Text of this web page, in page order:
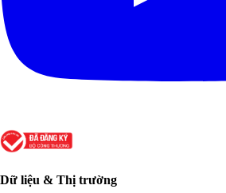
Dữ liệu & Thị trường